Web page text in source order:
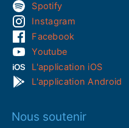
Spotify
Instagram
Facebook
Youtube
L'application iOS
L'application Android
Nous soutenir